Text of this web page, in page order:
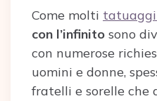
Come molti
con l’infinito sono
con numerose
uomini e donne,
fratelli e sorelle che